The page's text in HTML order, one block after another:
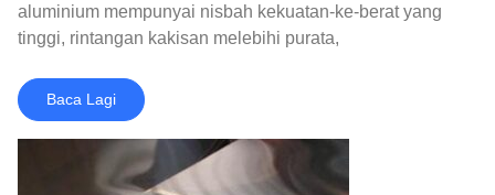
aluminium mempunyai nisbah kekuatan-ke-berat yang
tinggi, rintangan kakisan melebihi purata,
kimpalan.
Baca Lagi